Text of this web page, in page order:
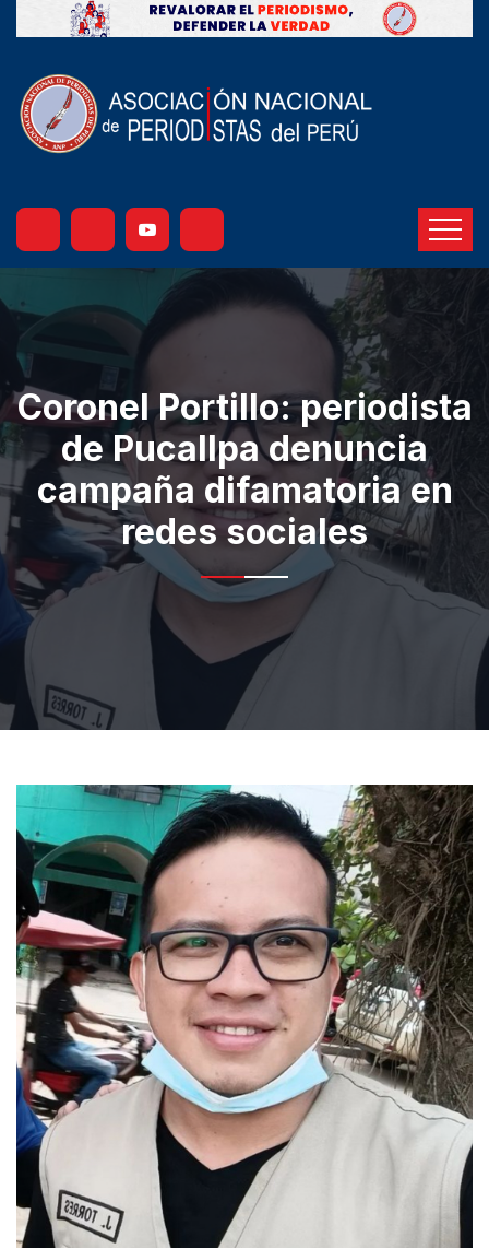
Coronel Portillo: periodista
de Pucallpa denuncia
campaña difamatoria en
redes sociales